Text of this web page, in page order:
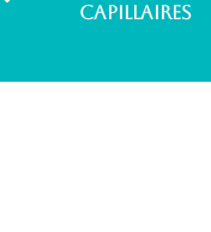
capillaires